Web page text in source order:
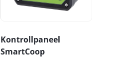
Kontrollpaneel
SmartCoop